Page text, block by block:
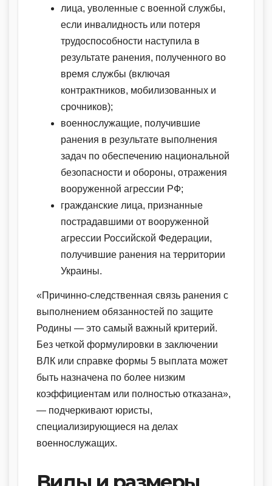
лица, уволенные с военной службы,
если инвалидность или потеря
трудоспособности наступила в
результате ранения, полученного во
время службы (включая
контрактников, мобилизованных и
срочников);
военнослужащие, получившие
ранения в результате выполнения
задач по обеспечению национальной
безопасности и обороны, отражения
вооруженной агрессии РФ;
гражданские лица, признанные
пострадавшими от вооруженной
агрессии Российской Федерации,
получившие ранения на территории
Украины.
«Причинно-следственная связь ранения с
выполнением обязанностей по защите
Родины — это самый важный критерий.
Без четкой формулировки в заключении
ВЛК или справке формы 5 выплата может
быть назначена по более низким
коэффициентам или полностью отказана»,
— подчеркивают юристы,
специализирующиеся на делах
военнослужащих.